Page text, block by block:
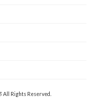
Rights Reserved.